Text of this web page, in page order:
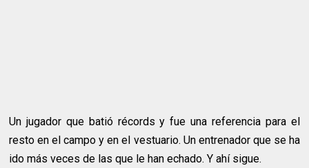
Un jugador que batió récords y fue una referencia para el
resto en el campo y en el vestuario. Un entrenador que se ha
ido más veces de las que le han echado. Y ahí sigue.